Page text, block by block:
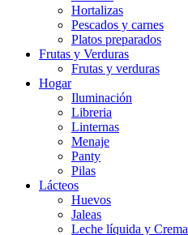
Hortalizas
Pescados y carnes
Platos preparados
Frutas y Verduras
Frutas y verduras
Hogar
Iluminación
Libreria
Linternas
Menaje
Panty
Pilas
Lácteos
Huevos
Jaleas
Leche líquida y Crema